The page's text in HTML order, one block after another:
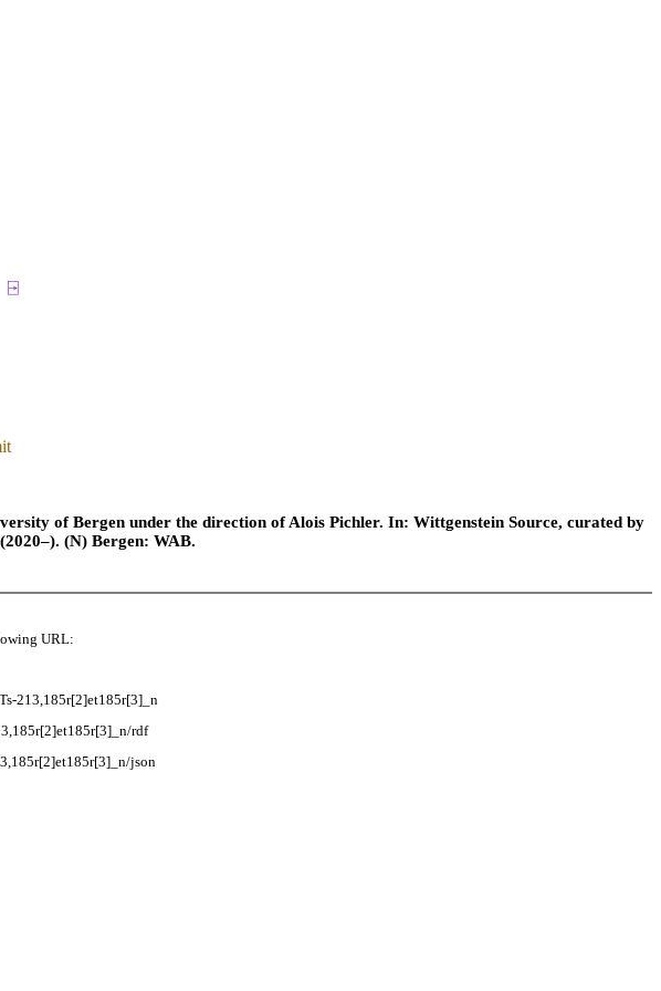
⍈
of Bergen under the direction of Alois Pichler. In: Wittgenstein Source, curated by
(N) Bergen: WAB.
URL:
213,185r[2]et185r[3]_n
rdf
json